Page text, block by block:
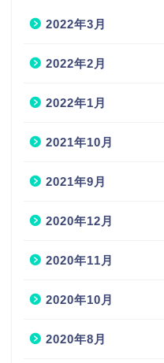
2022年3月
2022年2月
2022年1月
2021年10月
2021年9月
2020年12月
2020年11月
2020年10月
2020年8月